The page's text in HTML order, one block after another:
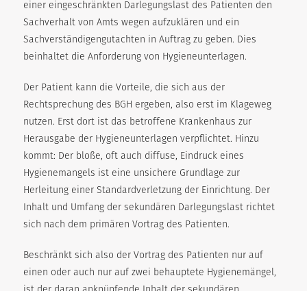
einer eingeschränkten Darlegungslast des Patienten den
Sachverhalt von Amts wegen aufzuklären und ein
Sachverständigengutachten in Auftrag zu geben. Dies
beinhaltet die Anforderung von Hygieneunterlagen.
Der Patient kann die Vorteile, die sich aus der
Rechtsprechung des BGH ergeben, also erst im Klageweg
nutzen. Erst dort ist das betroffene Krankenhaus zur
Herausgabe der Hygieneunterlagen verpflichtet. Hinzu
kommt: Der bloße, oft auch diffuse, Eindruck eines
Hygienemangels ist eine unsichere Grundlage zur
Herleitung einer Standardverletzung der Einrichtung. Der
Inhalt und Umfang der sekundären Darlegungslast richtet
sich nach dem primären Vortrag des Patienten.
Beschränkt sich also der Vortrag des Patienten nur auf
einen oder auch nur auf zwei behauptete Hygienemängel,